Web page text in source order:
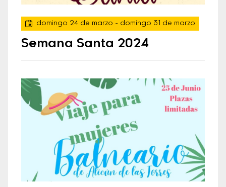
domingo 24 de marzo - domingo 31 de marzo
Semana Santa 2024